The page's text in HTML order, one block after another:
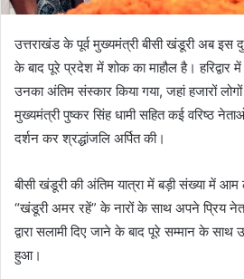
उत्तराखंड के पूर्व मुख्यमंत्री बीसी खंडूरी अब इस
के बाद पूरे प्रदेश में शोक का माहौल है। हरिद्वार
उनका अंतिम संस्कार किया गया, जहां हजारों
मुख्यमंत्री पुष्कर सिंह धामी सहित कई वरिष्ठ
दर्शन कर श्रद्धांजलि अर्पित की।
बीसी खंडूरी की अंतिम यात्रा में बड़ी संख्या में आम
“खंडूरी अमर रहें” के नारों के साथ अपने प्रिय
द्वारा सलामी दिए जाने के बाद पूरे सम्मान के
हुआ।